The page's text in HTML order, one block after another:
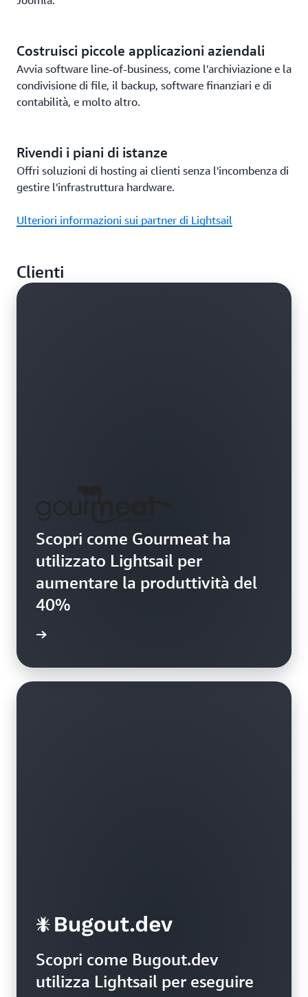
Costruisci piccole applicazioni aziendali
Avvia software line-of-business, come l'archiviazione e la
condivisione di file, il backup, software finanziari e di
contabilità, e molto altro.
Rivendi i piani di istanze
Offri soluzioni di hosting ai clienti senza l'incombenza di
gestire l'infrastruttura hardware.
Ulteriori informazioni sui partner di Lightsail
Clienti
Scopri come Gourmeat ha
utilizzato Lightsail per
aumentare la produttività del
40%
Scopri come Bugout.dev
utilizza Lightsail per eseguire